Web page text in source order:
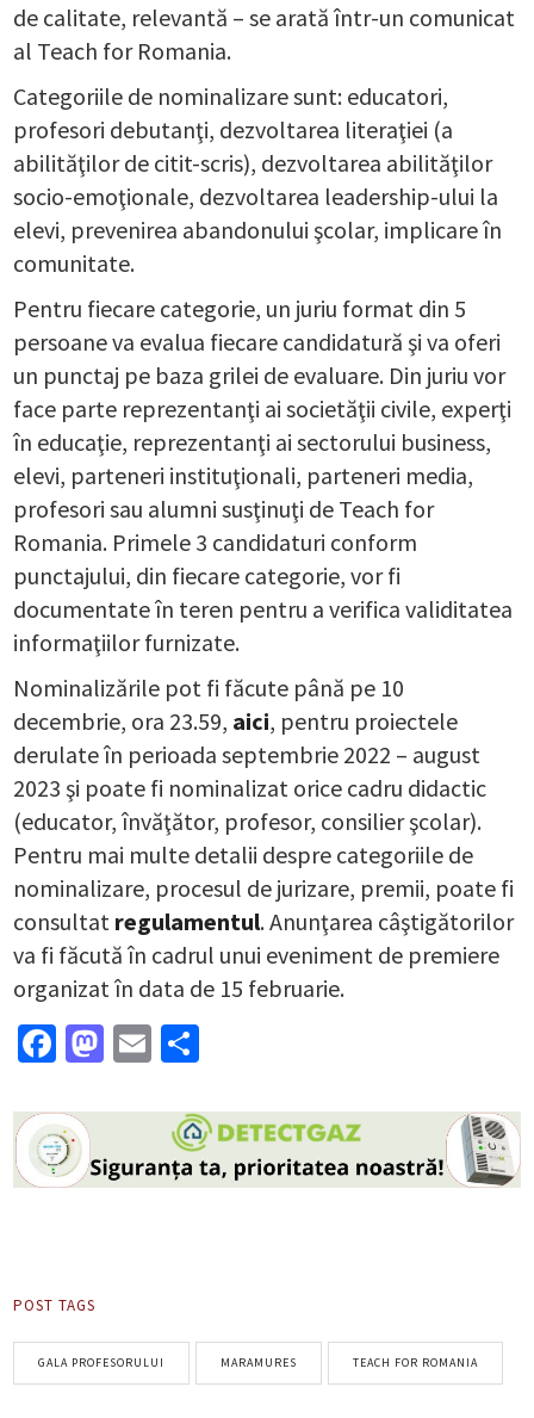
de calitate, relevantă – se arată într-un comunicat
al Teach for Romania.
Categoriile de nominalizare sunt: educatori,
profesori debutanţi, dezvoltarea literaţiei (a
abilităţilor de citit-scris), dezvoltarea abilităţilor
socio-emoţionale, dezvoltarea leadership-ului la
elevi, prevenirea abandonului şcolar, implicare în
comunitate.
Pentru fiecare categorie, un juriu format din 5
persoane va evalua fiecare candidatură şi va oferi
un punctaj pe baza grilei de evaluare. Din juriu vor
face parte reprezentanţi ai societăţii civile, experţi
în educaţie, reprezentanţi ai sectorului business,
elevi, parteneri instituţionali, parteneri media,
profesori sau alumni susţinuţi de Teach for
Romania. Primele 3 candidaturi conform
punctajului, din fiecare categorie, vor fi
documentate în teren pentru a verifica validitatea
informaţiilor furnizate.
Nominalizările pot fi făcute până pe 10
decembrie, ora 23.59, aici, pentru proiectele
derulate în perioada septembrie 2022 – august
2023 şi poate fi nominalizat orice cadru didactic
(educator, învăţător, profesor, consilier şcolar).
Pentru mai multe detalii despre categoriile de
nominalizare, procesul de jurizare, premii, poate fi
consultat regulamentul. Anunţarea câştigătorilor
va fi făcută în cadrul unui eveniment de premiere
organizat în data de 15 februarie.
Facebook
Mastodon
Email
POST TAGS
GALA PROFESORULUI MARAMURES TEACH FOR ROMANIA